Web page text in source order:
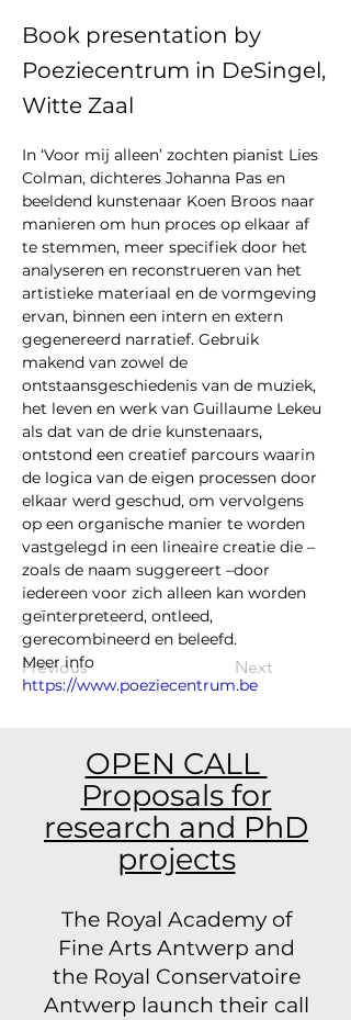
Book presentation by
Poeziecentrum in DeSingel,
Witte Zaal
Previous Next
In ‘Voor mij alleen’ zochten pianist Lies
Colman, dichteres Johanna Pas en
beeldend kunstenaar Koen Broos naar
manieren om hun proces op elkaar af
te stemmen, meer specifiek door het
analyseren en reconstrueren van het
artistieke materiaal en de vormgeving
ervan, binnen een intern en extern
gegenereerd narratief. Gebruik
makend van zowel de
ontstaansgeschiedenis van de muziek,
het leven en werk van Guillaume Lekeu
als dat van de drie kunstenaars,
ontstond een creatief parcours waarin
de logica van de eigen processen door
elkaar werd geschud, om vervolgens
op een organische manier te worden
vastgelegd in een lineaire creatie die –
zoals de naam suggereert –door
iedereen voor zich alleen kan worden
geïnterpreteerd, ontleed,
gerecombineerd en beleefd.
Meer info
https://www.poeziecentrum.be
OPEN CALL
Proposals for
research and PhD
projects
The Royal Academy of
Fine Arts Antwerp and
the Royal Conservatoire
Antwerp launch their call